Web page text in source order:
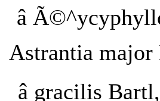
â
Astrantia major
â gracilis